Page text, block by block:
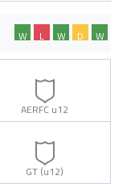
W
D
W
L
W
AERFC u12
GT (u12)